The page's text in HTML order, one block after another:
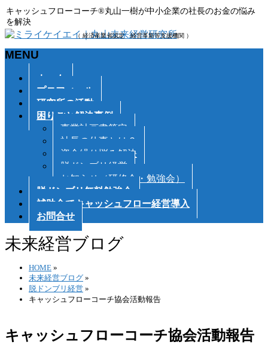
キャッシュフローコーチ®丸山一樹が中小企業の社長のお金の悩み
を解決
（ 経済産業省認定 経営革新等支援機関 ）
MENU
ホーム
プロフィール
研究所の活動
困りごと解決事例
事業計画書策定
社長の仕事とは？
資金繰り悩み解決
脱ドンブリ経営
お知らせ（研修会・勉強会）
脱ドンブリ無料勉強会
補助金でキャッシュフロー経営導入
お問合せ
未来経営ブログ
HOME »
未来経営ブログ »
脱ドンブリ経営 »
キャッシュフローコーチ協会活動報告
キャッシュフローコーチ協会活動報告